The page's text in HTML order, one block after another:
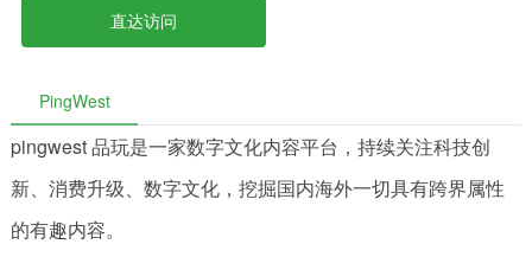
直达访问
PingWest
pingwest 品玩是一家数字文化内容平台，持续关注科技创
新、消费升级、数字文化，挖掘国内海外一切具有跨界属性
的有趣内容。